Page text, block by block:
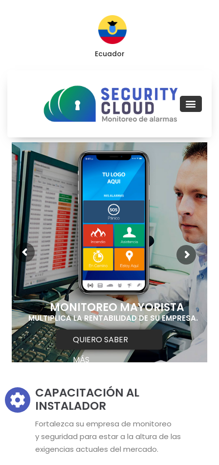
Ecuador
QUIERO SABER
MÁS
MONITOREO MAYORISTA
MULTIPLICA LA RENTABILIDAD DE SU EMPRESA.
CAPACITACIÓN AL
INSTALADOR
Fortalezca su empresa de monitoreo
y seguridad para estar a la altura de las
exigencias actuales del mercado.